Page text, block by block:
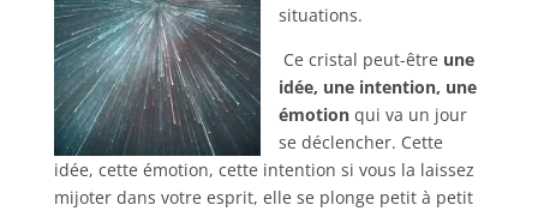
situations.
Ce cristal peut-être une
idée, une intention, une
émotionqui va un jour
se déclencher. Cette
idée, cette émotion, cette intention si vous la laissez
mijoter dans votre esprit, elle se plonge petit à petit